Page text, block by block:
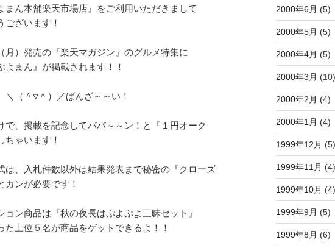
ん本舗楽天市場店』をご利用いただきまして
ざいます！
）発売の『楽天マガジン』のグルメ特集に
まん』が掲載されます！！
／ばんざ～～い！
、掲載を記念してババ～～ン！と『１円オーク
ゃいます！
、入札件数以外は結果発表まで秘密の『クローズ
ンが必要です！
ン商品は『秋の夜長はぷよぷよ三昧セット』
上位５名が商品をゲットできるよ！！
2000年6月 (5)
2000年5月 (5)
2000年4月 (5)
2000年3月 (10)
2000年2月 (4)
2000年1月 (4)
1999年12月 (5)
1999年11月 (4)
1999年10月 (4)
1999年9月 (5)
1999年8月 (6)